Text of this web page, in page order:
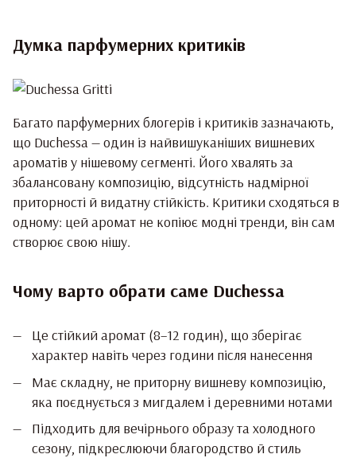
Думка парфумерних критиків
Багато парфумерних блогерів і критиків зазначають,
що Duchessa — один із найвишуканіших вишневих
ароматів у нішевому сегменті. Його хвалять за
збалансовану композицію, відсутність надмірної
приторності й видатну стійкість. Критики сходяться в
одному: цей аромат не копіює модні тренди, він сам
створює свою нішу.
Чому варто обрати саме Duchessa
Це стійкий аромат (8–12 годин), що зберігає
характер навіть через години після нанесення
Має складну, не приторну вишневу композицію,
яка поєднується з мигдалем і деревними нотами
Підходить для вечірнього образу та холодного
сезону, підкреслюючи благородство й стиль